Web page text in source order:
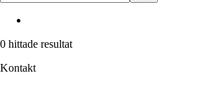
0 hittade resultat
Kontakt